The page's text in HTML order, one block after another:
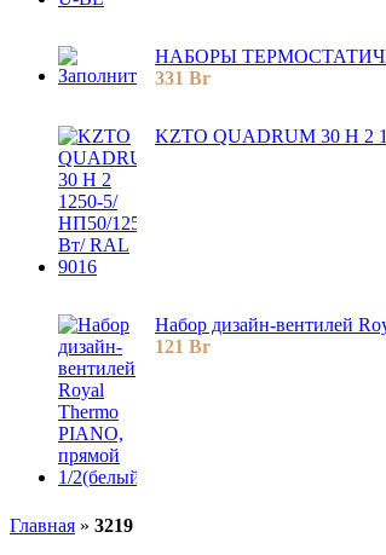
НАБОРЫ
331 Br
KZTO QUADRUM 30 H 2
Набор дизайн-вентилей
121 Br
Главная » 3219